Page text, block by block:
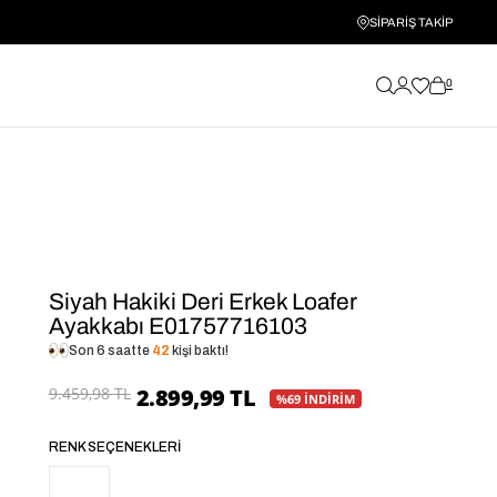
SİPARİŞ TAKİP
0
Siyah Hakiki Deri Erkek Loafer
Ayakkabı E01757716103
Son 6 saatte 42 kişi baktı!
9.459,98 TL 2.899,99 TL %69 İNDİRİM
RENK SEÇENEKLERI